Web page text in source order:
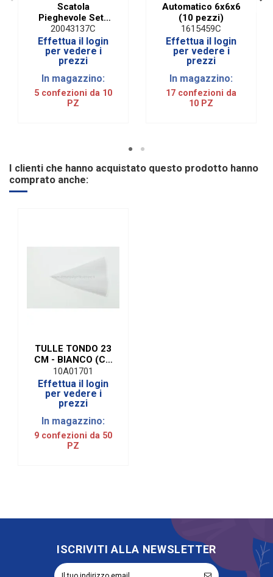
Scatola
Pieghevole Seta
Avorio 8 X 8 X 11
CM (10 pezzi)
20043137C
Effettua il login
per vedere i
prezzi
In magazzino:
5 confezioni da 10
PZ
Automatico 6x6x6
(10 pezzi)
1615459C
Effettua il login
per vedere i
prezzi
In magazzino:
17 confezioni da
10 PZ
I clienti che hanno acquistato questo prodotto hanno
comprato anche:
TULLE TONDO 23
CM - BIANCO (CF.
50 PZ)
10A01701
Effettua il login
per vedere i
prezzi
In magazzino:
9 confezioni da 50
PZ
ISCRIVITI ALLA NEWSLETTER